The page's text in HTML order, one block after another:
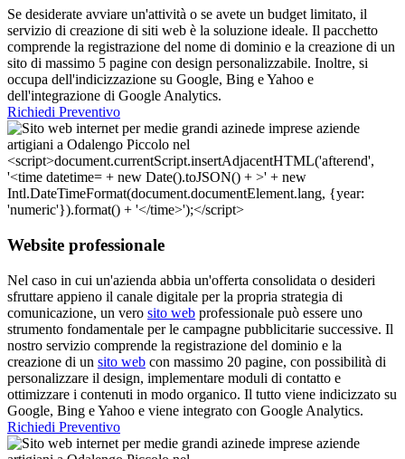
Se desiderate avviare un'attività o se avete un budget limitato, il
servizio di creazione di siti web è la soluzione ideale. Il pacchetto
comprende la registrazione del nome di dominio e la creazione di un
sito di massimo 5 pagine con design personalizzabile. Inoltre, si
occupa dell'indicizzazione su Google, Bing e Yahoo e
dell'integrazione di Google Analytics.
Richiedi Preventivo
Website professionale
Nel caso in cui un'azienda abbia un'offerta consolidata o desideri
sfruttare appieno il canale digitale per la propria strategia di
comunicazione, un vero sito web professionale può essere uno
strumento fondamentale per le campagne pubblicitarie successive. Il
nostro servizio comprende la registrazione del dominio e la
creazione di un sito web con massimo 20 pagine, con possibilità di
personalizzare il design, implementare moduli di contatto e
ottimizzare i contenuti in modo organico. Il tutto viene indicizzato su
Google, Bing e Yahoo e viene integrato con Google Analytics.
Richiedi Preventivo